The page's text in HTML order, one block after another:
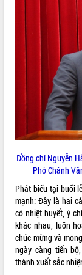
Gặp mặt các cơ quan
niệm 101 năm Ngày
mạng Việt Nam
Đắk Lắk sơ kết 4
hiện Đề án 06 của
Họp báo thông tin về
Quy hoạch và Xúc
Khơi thông điểm
giải ngân vốn khắc
hoạch tỉnh thời kỳ
Hội thảo góp ý hồ sơ
hoạch tỉnh Đắk Lắk
tầm nhìn đến năm
Nâng cao hiệu quả
doanh nghiệp nhà nước
Hội nghị triển khai kết
truyền số liệu chuyên
quan Đảng, Nhà nước
Đồng chí Nguyễn
Phó Chánh
Phát biểu tại buổi
mạnh: Đây là hai
có nhiệt huyết, ý
khác nhau, luôn
chúc mừng và
ngày càng tiến
thành xuất sắc